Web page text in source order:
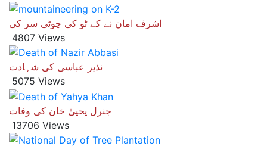
اشرف امان نے کے ٹو کی چوٹی سر کی
4807 Views
نذیر عباسی کی شہادت
5075 Views
جنرل یحییٰ خان کی وفات
13706 Views